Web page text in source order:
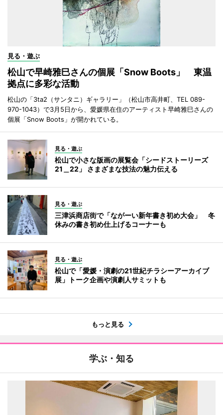
見る・遊ぶ
松山で早崎雅巳さんの個展「Snow Boots」 東温
拠点に多彩な活動
松山の「3ta2（サンタニ）ギャラリー」（松山市高井町、TEL 089-
970-1043）で3月5日から、愛媛県在住のアーティスト早崎雅巳さんの
個展「Snow Boots」が開かれている。
見る・遊ぶ
松山で小さな版画の展覧会「シードストーリーズ
21＿22」 さまざまな技法の魅力伝える
見る・遊ぶ
三津浜商店街で「ながーい新年書き初め大会」 冬
休みの書き初め仕上げるコーナーも
見る・遊ぶ
松山で「愛媛・演劇の21世紀チラシーアーカイブ
展」トーク企画や演劇人サミットも
もっと見る
学ぶ・知る